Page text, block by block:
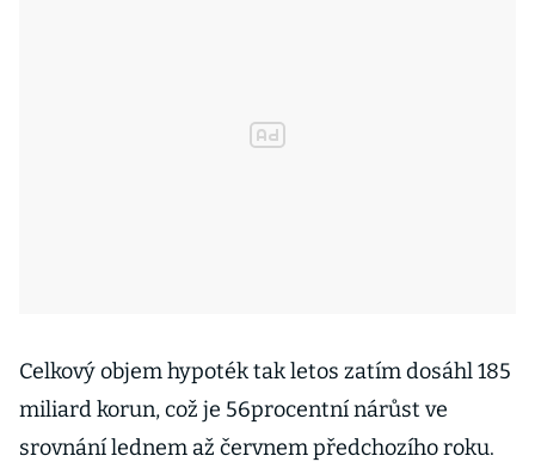
Celkový objem hypoték tak letos zatím dosáhl 185
miliard korun, což je 56procentní nárůst ve
srovnání lednem až červnem předchozího roku.